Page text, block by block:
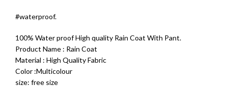
#waterproof.
100% Water proof High quality Rain Coat With Pant.
Product Name : Rain Coat
Material : High Quality Fabric
Color :Multicolour
size: free size